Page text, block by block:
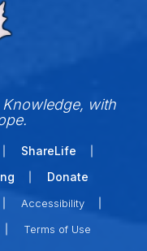
Knowledge, with
ShareLife
Donate
Accessibility
Terms of Use